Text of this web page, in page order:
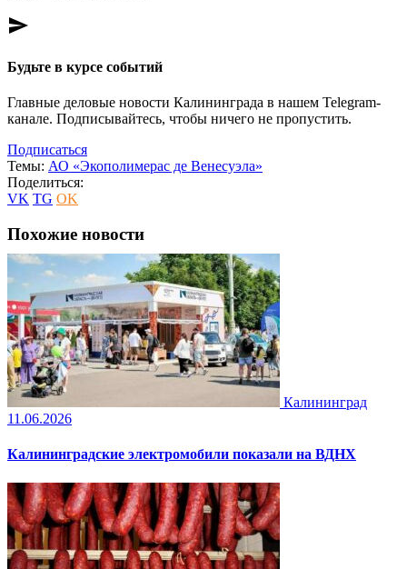
send
Будьте в курсе событий
Главные деловые новости Калининграда в нашем Telegram-
канале. Подписывайтесь, чтобы ничего не пропустить.
Подписаться
Темы: АО «Экополимерас де Венесуэла»
Поделиться:
VK TG OK
Похожие новости
Калининград
11.06.2026
Калининградские электромобили показали на ВДНХ